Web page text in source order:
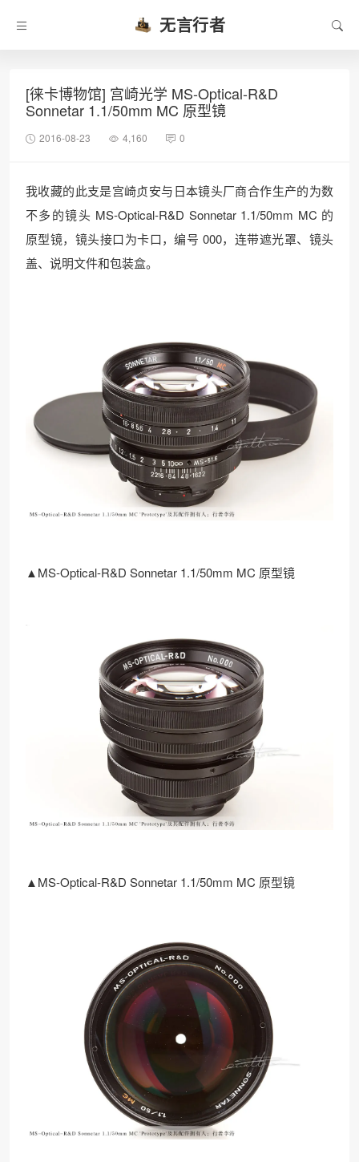
无言行者
[徕卡博物馆] 宫崎光学 MS-Optical-R&D
Sonnetar 1.1/50mm MC 原型镜
2016-08-23 4,160 0
我收藏的此支是宫崎贞安与日本镜头厂商合作生产的为数
不多的镜头 MS-Optical-R&D Sonnetar 1.1/50mm MC 的
原型镜，镜头接口为卡口，编号 000，连带遮光罩、镜头
盖、说明文件和包装盒。
▲MS-Optical-R&D Sonnetar 1.1/50mm MC 原型镜
▲MS-Optical-R&D Sonnetar 1.1/50mm MC 原型镜